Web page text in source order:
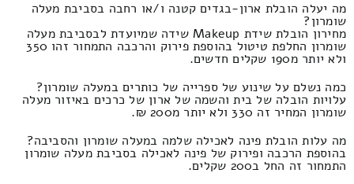
מה יעלה הובלת ארון-בגדים קטנה ו/או רחבה בסביבת מעלה
שומרון?
מחירון הובלת שידת Makeup שידה שמיועדת לבסביבת מעלה
שומרון החלפת טיטול בהוספת פירוק והרכבה התמחור זהו 350
ולא יותר מ190 שקלים חדשים.
כמה נשלם על שינוע של ספרייה של כותרים במעלה שומרון?
עלויות הובלה של בית והשמה של ארון של כרכים באיזור מעלה
שומרון המחיר זה 330 ולא יותר מ200 ₪.
מה עלות הובלת פינה לאכילה שלמה במעלה שומרון והסביבה?
בהוספת הרכבה ופירוק של פינה לאכילה בסביבת מעלה שומרון
התמחור זה החל ב200 שקלים.